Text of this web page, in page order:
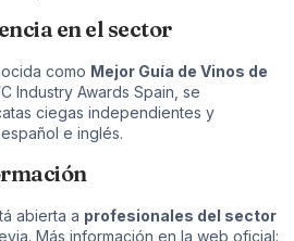
en el sector
como Mejor Guía de Vinos de
Industry Awards Spain, se
ciegas independientes y
e inglés.
abierta a profesionales del sector
Más información en la web oficial: